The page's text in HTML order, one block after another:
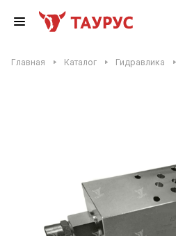
Главная Каталог Гидравлика